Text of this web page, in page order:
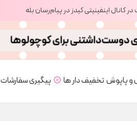
کانال اینفینیتی کیدز در پیام‌رسان بله
پاپوش تخفیف دار ها پیگیری سفارشات